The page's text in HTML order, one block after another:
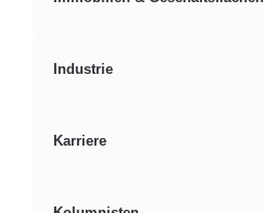
Industrie
Karriere